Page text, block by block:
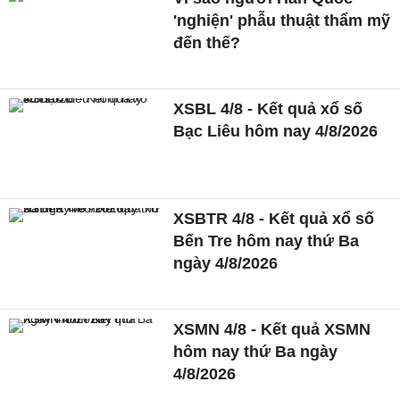
'nghiện' phẫu thuật thẩm mỹ
đến thế?
XSBL 4/8 - Kết quả xổ số
Bạc Liêu hôm nay 4/8/2026
XSBTR 4/8 - Kết quả xổ số
Bến Tre hôm nay thứ Ba
ngày 4/8/2026
XSMN 4/8 - Kết quả XSMN
hôm nay thứ Ba ngày
4/8/2026